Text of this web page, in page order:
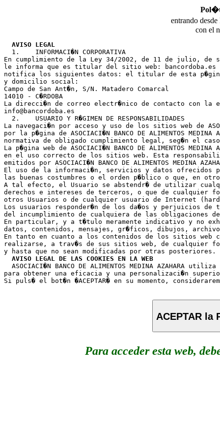
entrando
con el
AVISO LEGAL
  1.	INFORMACI�N CORPORATIVA
En cumplimiento de la Ley 34/2002, de 11 de julio, de
le informa que es titular del sitio web: bancordoba.es de
notifica los siguientes datos: el titular de esta p�gina web
y domicilio social:
Campo de San Ant�n, S/N. Matadero Comarcal
14010 - C�RDOBA
La direcci�n de correo electr�nico de contacto con la
info@bancordoba.es
  2.	USUARIO Y R�GIMEN DE RESPONSABILIDADES
La navegaci�n por acceso y uso de los sitios web de
por la p�gina de ASOCIACI�N BANCO DE ALIMENTOS
normativa de obligado cumplimiento legal, seg�n el
La p�gina web de ASOCIACI�N BANCO DE ALIMENTOS
en el uso correcto de los sitios web. Esta
emitidos por ASOCIACI�N BANCO DE ALIMENTOS
El uso de la informaci�n, servicios y datos ofrecidos por
las buenas costumbres o el orden p�blico o que, en
A tal efecto, el Usuario se abstendr� de utilizar
derechos e intereses de terceros, o que de
otros Usuarios o de cualquier usuario de Internet
Los usuarios responder�n de los da�os y perjuicios
del incumplimiento de cualquiera de las obligaciones
En particular, y a t�tulo meramente indicativo y no
datos, contenidos, mensajes, gr�ficos, dibujos,
En tanto en cuanto a los contenidos de los sitios web
realizarse, a trav�s de sus sitios web, de cualquier
y hasta que no sean modificadas por otras posteriores.
AVISO LEGAL DE LAS COOKIES EN LA WEB
ASOCIACI�N BANCO DE ALIMENTOS MEDINA AZAHARA
para obtener una eficacia y una personalizaci�n
ACEPTAR
Para acceder esta web,